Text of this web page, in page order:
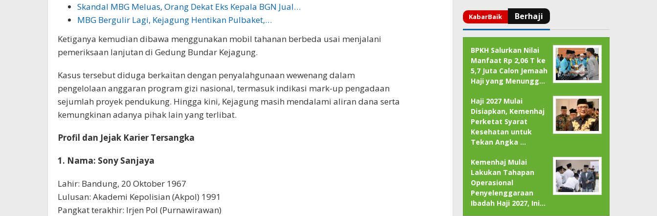
Skandal MBG Meluas, Orang Dekat Eks Kepala BGN Jual…
MBG Bergulir Lagi, Kejagung Hentikan Pulbaket,…
Ketiganya kemudian dibawa menggunakan mobil tahanan berbeda usai menjalani
pemeriksaan lanjutan di Gedung Bundar Kejagung.
Kasus tersebut diduga berkaitan dengan penyalahgunaan wewenang dalam
pengelolaan anggaran program gizi nasional, termasuk indikasi mark-up pengadaan
sejumlah proyek pendukung. Hingga kini, Kejagung masih mendalami aliran dana serta
kemungkinan adanya pihak lain yang terlibat.
Profil dan Jejak Karier Tersangka
1. Nama: Sony Sanjaya
Lahir: Bandung, 20 Oktober 1967
Lulusan: Akademi Kepolisian (Akpol) 1991
Pangkat terakhir: Irjen Pol (Purnawirawan)
BPKH Salurkan Nilai
Manfaat Rp 2,06 T ke
5,7 Juta Calon Jemaah
Haji yang Menungg…
Haji 2027 Mulai
Disiapkan, Kemenhaj
Perketat Syarat
Kesehatan untuk
Tekan Angka …
Kemenhaj Mulai
Lakukan Tahapan
Operasional
Penyelenggaraan
Ibadah Haji 2027, Ini…